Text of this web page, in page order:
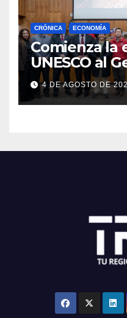
CRÓNICA ECONOMÍA
Comienza la
UNESCO al
Aspirante
Maule
4 DE AGOSTO DE